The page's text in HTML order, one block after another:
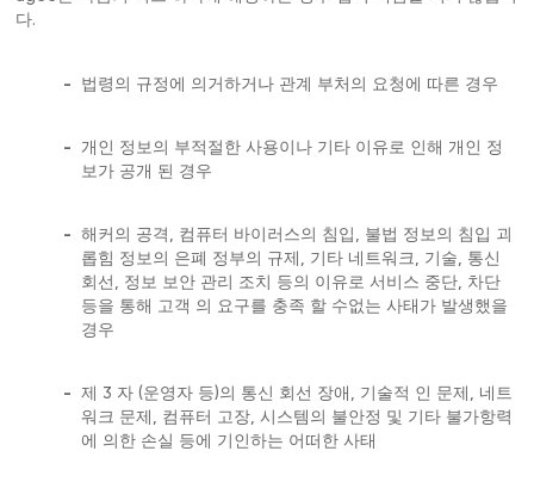
다.
- 법령의 규정에 의거하거나 관계 부처의 요청에 따른 경우
-
개인 정보의 부적절한 사용이나 기타 이유로 인해 개인 정
보가 공개 된 경우
-
해커의 공격, 컴퓨터 바이러스의 침입, 불법 정보의 침입 괴
롭힘 정보의 은폐 정부의 규제, 기타 네트워크, 기술, 통신
회선, 정보 보안 관리 조치 등의 이유로 서비스 중단, 차단
등을 통해 고객 의 요구를 충족 할 수없는 사태가 발생했을
경우
-
제 3 자 (운영자 등)의 통신 회선 장애, 기술적 인 문제, 네트
워크 문제, 컴퓨터 고장, 시스템의 불안정 및 기타 불가항력
에 의한 손실 등에 기인하는 어떠한 사태